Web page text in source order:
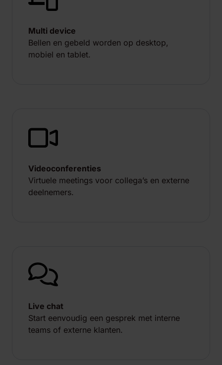
Multi device
Bellen en gebeld worden op desktop,
mobiel en tablet.
Videoconferenties
Virtuele meetings voor collega’s en externe
deelnemers.
Live chat
Start eenvoudig een gesprek met interne
teams of externe klanten.